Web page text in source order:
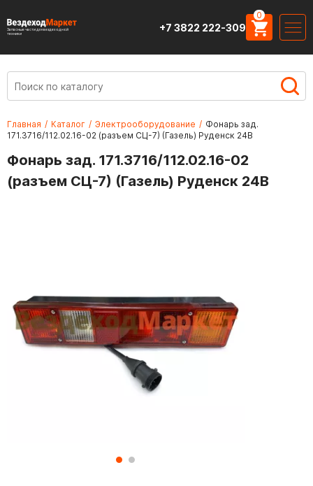
Запасные части для вездеходной
техники
+7 3822 222-309
0
Главная / Каталог / Электрооборудование / Фонарь зад.
171.3716/112.02.16-02 (разъем СЦ-7) (Газель) Руденск 24В
Фонарь зад. 171.3716/112.02.16-02
(разъем СЦ-7) (Газель) Руденск 24В